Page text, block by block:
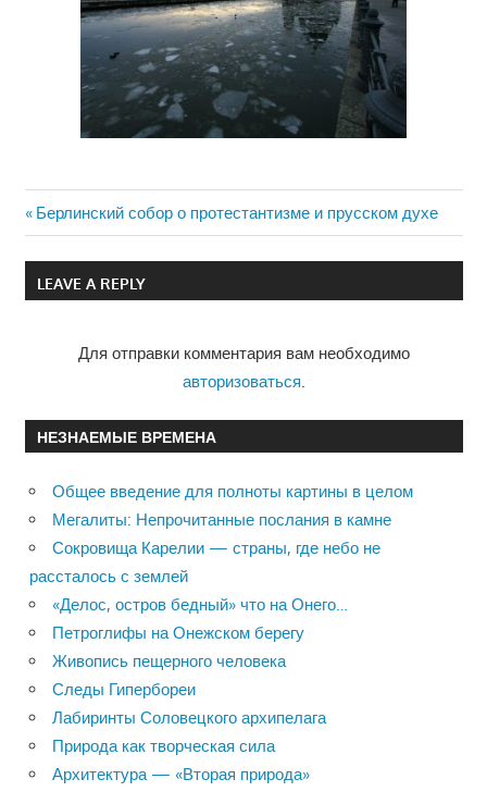
Навигация
по
Previous
Post:
Берлинский собор о протестантизме и прусском духе
LEAVE A REPLY
Для отправки комментария вам необходимо
авторизоваться
НЕЗНАЕМЫЕ ВРЕМЕНА
Общее введение для полноты картины в целом
Мегалиты: Непрочитанные послания в камне
Сокровища Карелии — страны, где небо не
рассталось с землей
«Делос, остров бедный» что на Онего…
Петроглифы на Онежском берегу
Живопись пещерного человека
Следы Гипербореи
Лабиринты Соловецкого архипелага
Природа как творческая сила
Архитектура — «Вторая природа»